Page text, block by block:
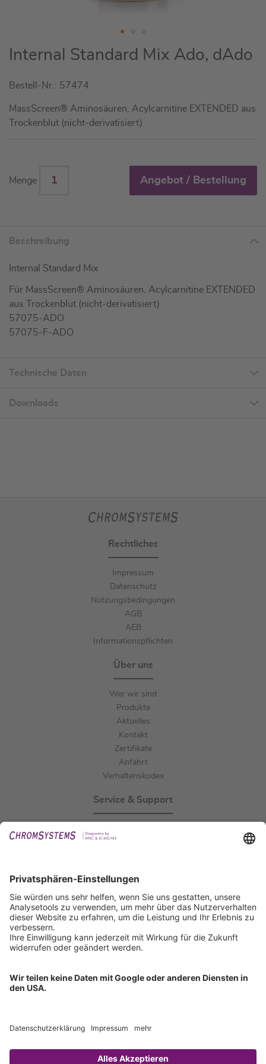
Zum
Anfang
Bildgalerie
springen
Internal Standard Mix Ado, dAdo
Bestell-Nr.: 57474
MassScreen® Aminosäuren, Acylcarnitine EXTENDED aus
Trockenblut (nicht-derivatisiert)
Menge Angebot / Bestellung
Beschreibung
Internal Standard Mix
Für MassScreen® Aminosäuren, Acylcarnitine EXTENDED
aus Trockenblut (nicht-derivatisiert)
57075-ADO
57075-F-ADO
Technische Daten
Downloads
Rechtliches
Impressum
Datenschutz
Nutzungsbedingungen
AGB
AEB
Informationspflichten
Über uns
Wer wir sind
Produkte
Aktuelles
Kontakt
Zertifikate
Anfahrt
Verhaltenskodex
Service & Support
IFU anfordern
Zertifizierungen
ISO 9001 Zertifikat